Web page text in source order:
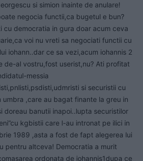
si simion inainte de anulare!
negocia functii,ca bugetul e bun?
cu democratia in gura doar acum ceva
voi nu vreti sa negociati functii cu
iohann..dar ce sa vezi,acum iohannis 2
de-al vostru,fost userist,nu? Ati profitat
messia
si securistii cu
umbra ,care au bagat finante la greu in
doreau banutii inapoi..lupta securistilor
kgbistii care l-au intronat pe ilici in
1989 ,asta a fost de fapt alegerea lui
pentru altceva! Democratia a murit
ordonata de iohannis1dupa ce